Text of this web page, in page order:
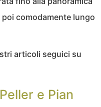
comodamente lungo
articoli seguici su
e Pian